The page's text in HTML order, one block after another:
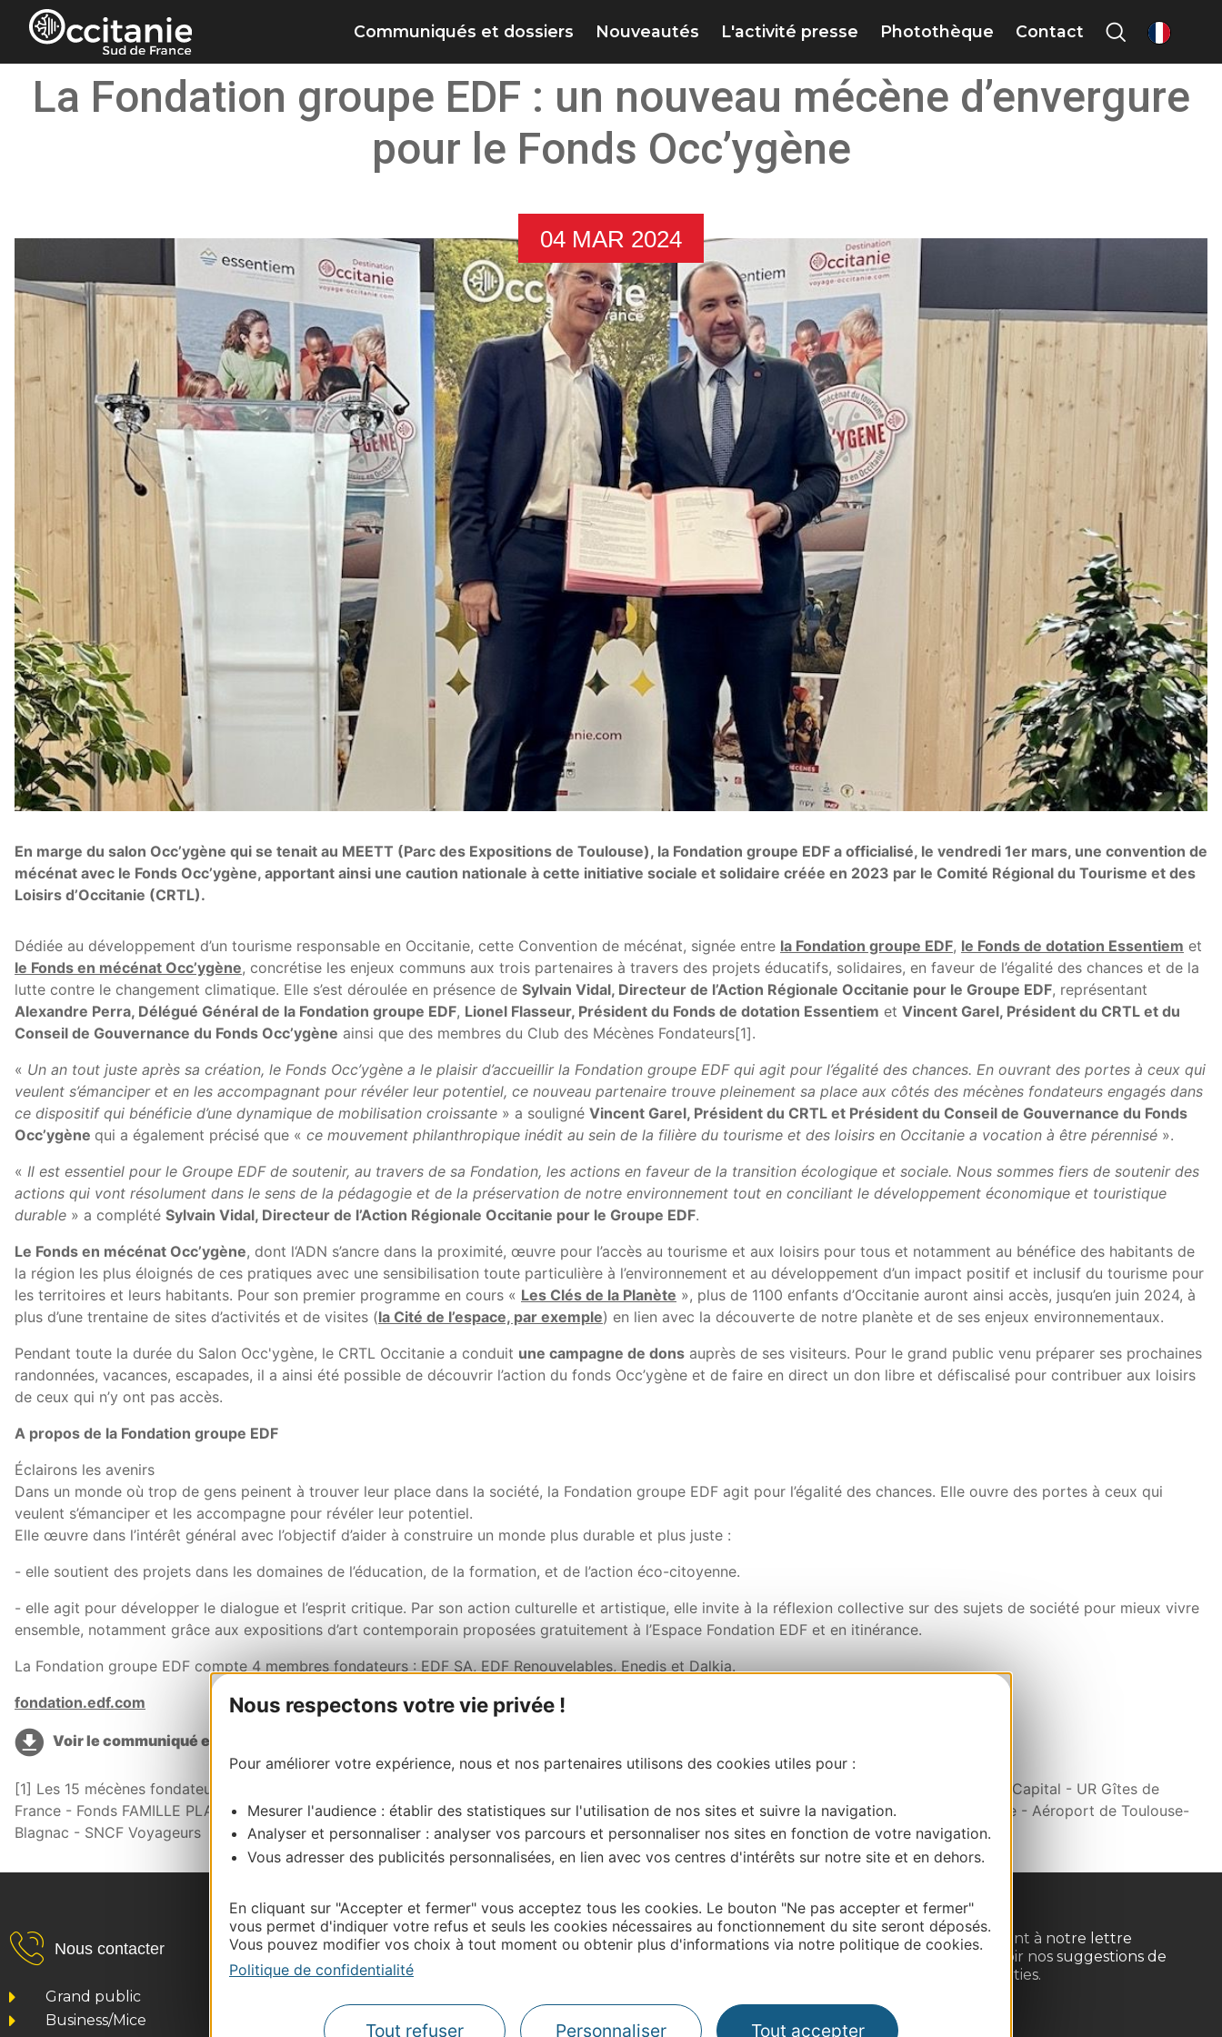
Panneau de gestion des cookies
Nous respectons votre vie privée !
Pour améliorer votre expérience, nous et nos partenaires utilisons des cookies utiles pour :
Mesurer l'audience : établir des statistiques sur l'utilisation de nos sites et suivre la navigation.
Analyser et personnaliser : analyser vos parcours et personnaliser nos sites en fonction de votre navigation.
Vous adresser des publicités personnalisées, en lien avec vos centres d'intérêts sur notre site et en dehors.
En cliquant sur "Accepter et fermer" vous acceptez tous les cookies. Le bouton "Ne pas accepter et fermer"
vous permet d'indiquer votre refus et seuls les cookies nécessaires au fonctionnement du site seront déposés.
Vous pouvez modifier vos choix à tout moment ou obtenir plus d'informations via notre politique de cookies.
Politique de confidentialité
Tout refuser Personnaliser Tout accepter
Communiqués et dossiers Nouveautés L'activité presse Photothèque Contact fr
La Fondation groupe EDF : un nouveau mécène d’envergure
pour le Fonds Occ’ygène
04 MAR 2024
En marge du salon Occ’ygène qui se tenait au MEETT (Parc des Expositions de Toulouse), la Fondation groupe EDF a officialisé, le vendredi 1er mars, une convention de
mécénat avec le Fonds Occ’ygène, apportant ainsi une caution nationale à cette initiative sociale et solidaire créée en 2023 par le Comité Régional du Tourisme et des
Loisirs d’Occitanie (CRTL).
Dédiée au développement d’un tourisme responsable en Occitanie, cette Convention de mécénat, signée entre la Fondation groupe EDF, le Fonds de dotation Essentiem et
le Fonds en mécénat Occ’ygène, concrétise les enjeux communs aux trois partenaires à travers des projets éducatifs, solidaires, en faveur de l’égalité des chances et de la
lutte contre le changement climatique. Elle s’est déroulée en présence de Sylvain Vidal, Directeur de l’Action Régionale Occitanie pour le Groupe EDF, représentant
Alexandre Perra, Délégué Général de la Fondation groupe EDF, Lionel Flasseur, Président du Fonds de dotation Essentiem et Vincent Garel, Président du CRTL et du
Conseil de Gouvernance du Fonds Occ’ygène ainsi que des membres du Club des Mécènes Fondateurs[1].
« Un an tout juste après sa création, le Fonds Occ’ygène a le plaisir d’accueillir la Fondation groupe EDF qui agit pour l’égalité des chances. En ouvrant des portes à ceux qui
veulent s’émanciper et en les accompagnant pour révéler leur potentiel, ce nouveau partenaire trouve pleinement sa place aux côtés des mécènes fondateurs engagés dans
ce dispositif qui bénéficie d’une dynamique de mobilisation croissante » a souligné Vincent Garel, Président du CRTL et Président du Conseil de Gouvernance du Fonds
Occ’ygène qui a également précisé que « ce mouvement philanthropique inédit au sein de la filière du tourisme et des loisirs en Occitanie a vocation à être pérennisé ».
« Il est essentiel pour le Groupe EDF de soutenir, au travers de sa Fondation, les actions en faveur de la transition écologique et sociale. Nous sommes fiers de soutenir des
actions qui vont résolument dans le sens de la pédagogie et de la préservation de notre environnement tout en conciliant le développement économique et touristique
durable » a complété Sylvain Vidal, Directeur de l’Action Régionale Occitanie pour le Groupe EDF.
Le Fonds en mécénat Occ’ygène, dont l‘ADN s’ancre dans la proximité, œuvre pour l’accès au tourisme et aux loisirs pour tous et notamment au bénéfice des habitants de
la région les plus éloignés de ces pratiques avec une sensibilisation toute particulière à l’environnement et au développement d’un impact positif et inclusif du tourisme pour
les territoires et leurs habitants. Pour son premier programme en cours « Les Clés de la Planète », plus de 1100 enfants d’Occitanie auront ainsi accès, jusqu’en juin 2024, à
plus d’une trentaine de sites d’activités et de visites (la Cité de l’espace, par exemple) en lien avec la découverte de notre planète et de ses enjeux environnementaux.
Pendant toute la durée du Salon Occ'ygène, le CRTL Occitanie a conduit une campagne de dons auprès de ses visiteurs. Pour le grand public venu préparer ses prochaines
randonnées, vacances, escapades, il a ainsi été possible de découvrir l’action du fonds Occ’ygène et de faire en direct un don libre et défiscalisé pour contribuer aux loisirs
de ceux qui n’y ont pas accès.
A propos de la Fondation groupe EDF
Éclairons les avenirs
Dans un monde où trop de gens peinent à trouver leur place dans la société, la Fondation groupe EDF agit pour l’égalité des chances. Elle ouvre des portes à ceux qui
veulent s’émanciper et les accompagne pour révéler leur potentiel.
Elle œuvre dans l’intérêt général avec l’objectif d’aider à construire un monde plus durable et plus juste :
- elle soutient des projets dans les domaines de l’éducation, de la formation, et de l’action éco-citoyenne.
- elle agit pour développer le dialogue et l’esprit critique. Par son action culturelle et artistique, elle invite à la réflexion collective sur des sujets de société pour mieux vivre
ensemble, notamment grâce aux expositions d’art contemporain proposées gratuitement à l’Espace Fondation EDF et en itinérance.
La Fondation groupe EDF compte 4 membres fondateurs : EDF SA, EDF Renouvelables, Enedis et Dalkia.
fondation.edf.com
Voir le communiqué en pdf
[1] Les 15 mécènes fondateurs du Fonds Occ'ygène : GL Events - La Caisse d’Epargne Midi-Pyrénées - La Dépêche du Midi - Les Dissidents - M-Capital - UR Gîtes de
France - Fonds FAMILLE PLA - Cité-Hôtels - N’Py RESA - G2A Consulting - Laëtis - SPL Occitanie Events - Aéroport de Montpellier-Méditerranée - Aéroport de Toulouse-
Blagnac - SNCF Voyageurs
Nous contacter
Grand public
Business/Mice
Inscrivez-vous gratuitement à notre lettre
d'information pour recevoir nos suggestions de
séjours, de visites et de sorties.
Je m'abonne